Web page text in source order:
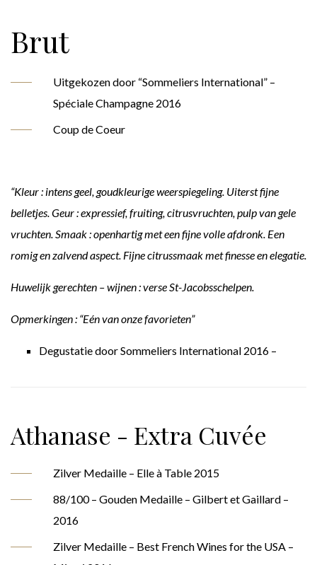
Brut
Uitgekozen door “Sommeliers International” –
Spéciale Champagne 2016
Coup de Coeur
“Kleur : intens geel, goudkleurige weerspiegeling. Uiterst fijne
belletjes. Geur : expressief, fruiting, citrusvruchten, pulp van gele
vruchten. Smaak : openhartig met een fijne volle afdronk. Een
romig en zalvend aspect. Fijne citrussmaak met finesse en elegatie.
Huwelijk gerechten – wijnen : verse St-Jacobsschelpen.
Opmerkingen : “Eén van onze favorieten”
Degustatie door Sommeliers International 2016 –
Athanase - Extra Cuvée
Zilver Medaille – Elle à Table 2015
88/100 – Gouden Medaille – Gilbert et Gaillard –
2016
Zilver Medaille – Best French Wines for the USA –